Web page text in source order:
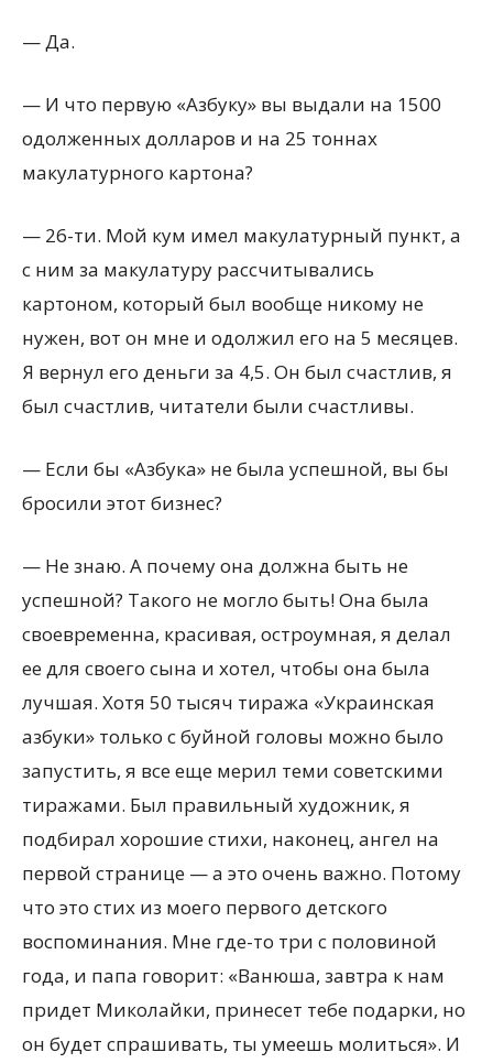
— Да.
— И что первую «Азбуку» вы выдали на 1500
одолженных долларов и на 25 тоннах
макулатурного картона?
— 26-ти. Мой кум имел макулатурный пункт, а
с ним за макулатуру рассчитывались
картоном, который был вообще никому не
нужен, вот он мне и одолжил его на 5 месяцев.
Я вернул его деньги за 4,5. Он был счастлив, я
был счастлив, читатели были счастливы.
— Если бы «Азбука» не была успешной, вы бы
бросили этот бизнес?
— Не знаю. А почему она должна быть не
успешной? Такого не могло быть! Она была
своевременна, красивая, остроумная, я делал
ее для своего сына и хотел, чтобы она была
лучшая. Хотя 50 тысяч тиража «Украинская
азбуки» только с буйной головы можно было
запустить, я все еще мерил теми советскими
тиражами. Был правильный художник, я
подбирал хорошие стихи, наконец, ангел на
первой странице — а это очень важно. Потому
что это стих из моего первого детского
воспоминания. Мне где-то три с половиной
года, и папа говорит: «Ванюша, завтра к нам
придет Миколайки, принесет тебе подарки, но
он будет спрашивать, ты умеешь молиться». И